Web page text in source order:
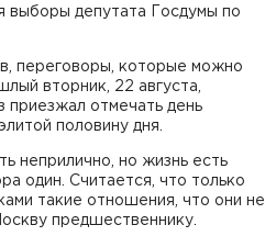
выборы депутата Госдумы по
переговоры, которые можно
вторник, 22 августа,
приезжал отмечать день
половину дня.
неприлично, но жизнь есть
один. Считается, что только
такие отношения, что они не
предшественнику.